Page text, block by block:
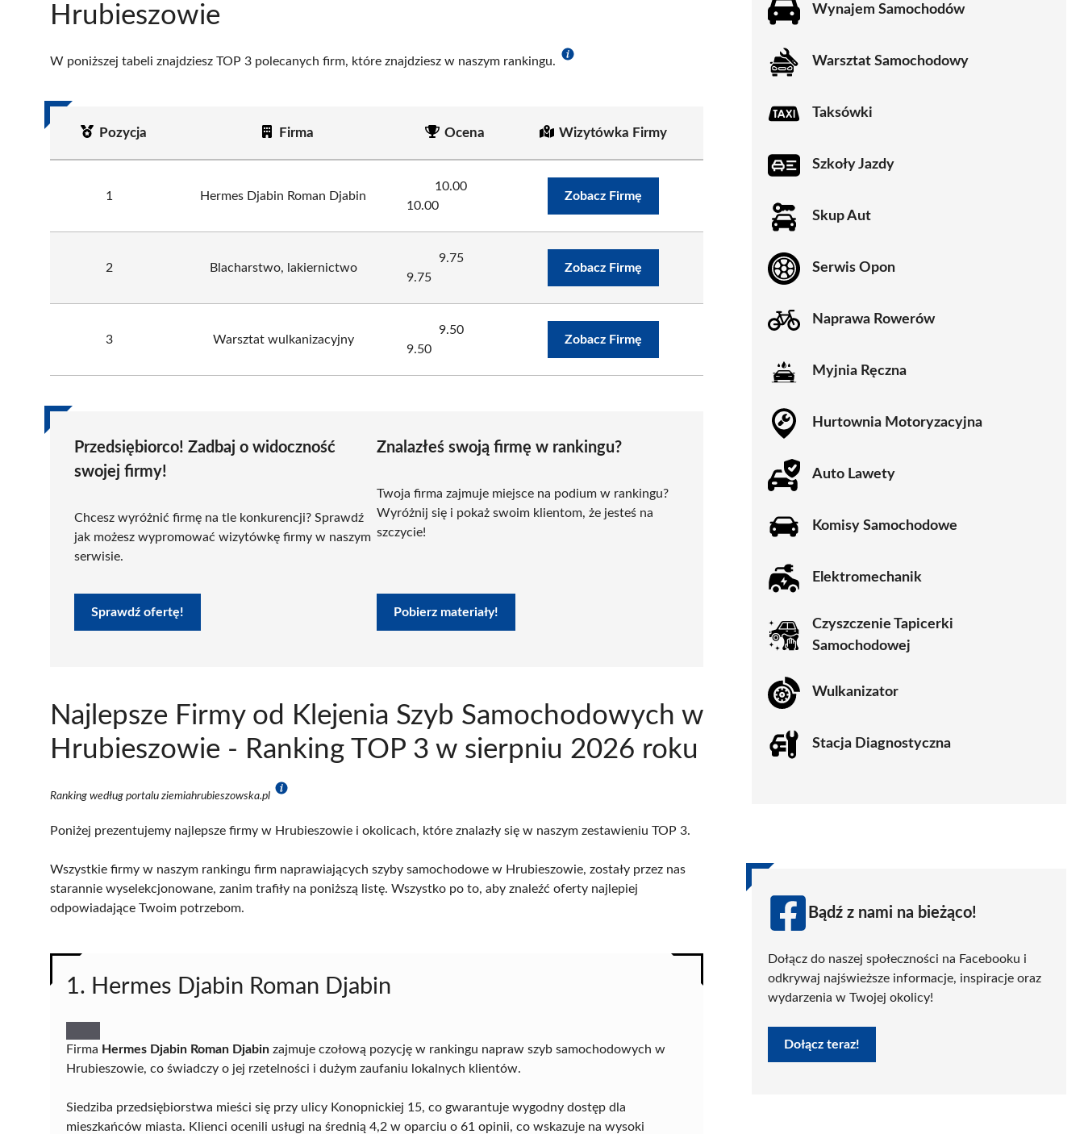
Hrubieszowie
W poniższej tabeli znajdziesz TOP 3 polecanych firm, które znajdziesz w naszym rankingu.
Pozycja Firma Ocena Wizytówka Firmy
1 Hermes Djabin Roman Djabin
10.00
10.00
Zobacz Firmę
2 Blacharstwo, lakiernictwo
9.75
9.75
Zobacz Firmę
3 Warsztat wulkanizacyjny
9.50
9.50
Zobacz Firmę
Przedsiębiorco! Zadbaj o widoczność
swojej firmy!
Chcesz wyróżnić firmę na tle konkurencji? Sprawdź
jak możesz wypromować wizytówkę firmy w naszym
serwisie.
Sprawdź ofertę!
Znalazłeś swoją firmę w rankingu?
Twoja firma zajmuje miejsce na podium w rankingu?
Wyróżnij się i pokaż swoim klientom, że jesteś na
szczycie!
Pobierz materiały!
Najlepsze Firmy od Klejenia Szyb Samochodowych w
Hrubieszowie - Ranking TOP 3 w sierpniu 2026 roku
Ranking według portalu ziemiahrubieszowska.pl
Poniżej prezentujemy najlepsze firmy w Hrubieszowie i okolicach, które znalazły się w naszym zestawieniu TOP 3.
Wszystkie firmy w naszym rankingu firm naprawiających szyby samochodowe w Hrubieszowie, zostały przez nas
starannie wyselekcjonowane, zanim trafiły na poniższą listę. Wszystko po to, aby znaleźć oferty najlepiej
odpowiadające Twoim potrzebom.
1. Hermes Djabin Roman Djabin
Firma Hermes Djabin Roman Djabin zajmuje czołową pozycję w rankingu napraw szyb samochodowych w
Hrubieszowie, co świadczy o jej rzetelności i dużym zaufaniu lokalnych klientów.
Siedziba przedsiębiorstwa mieści się przy ulicy Konopnickiej 15, co gwarantuje wygodny dostęp dla
mieszkańców miasta. Klienci ocenili usługi na średnią 4,2 w oparciu o 61 opinii, co wskazuje na wysoki
Wynajem Samochodów
Warsztat Samochodowy
Taksówki
Szkoły Jazdy
Skup Aut
Serwis Opon
Naprawa Rowerów
Myjnia Ręczna
Hurtownia Motoryzacyjna
Auto Lawety
Komisy Samochodowe
Elektromechanik
Czyszczenie Tapicerki
Samochodowej
Wulkanizator
Stacja Diagnostyczna
Bądź z nami na bieżąco!
Dołącz do naszej społeczności na Facebooku i
odkrywaj najświeższe informacje, inspiracje oraz
wydarzenia w Twojej okolicy!
Dołącz teraz!